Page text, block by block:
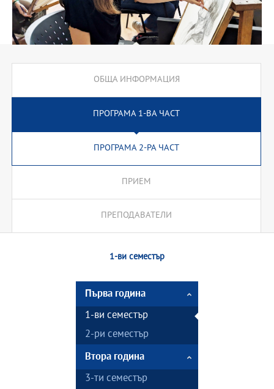
ОБЩА ИНФОРМАЦИЯ
ПРОГРАМА 1-ВА ЧАСТ
ПРОГРАМА 2-РА ЧАСТ
ПРИЕМ
ПРЕПОДАВАТЕЛИ
1-ви семестър
Първа година
1-ви семестър
2-ри семестър
Втора година
3-ти семестър